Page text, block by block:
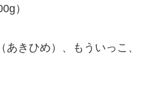
）
きひめ）、もういっこ、